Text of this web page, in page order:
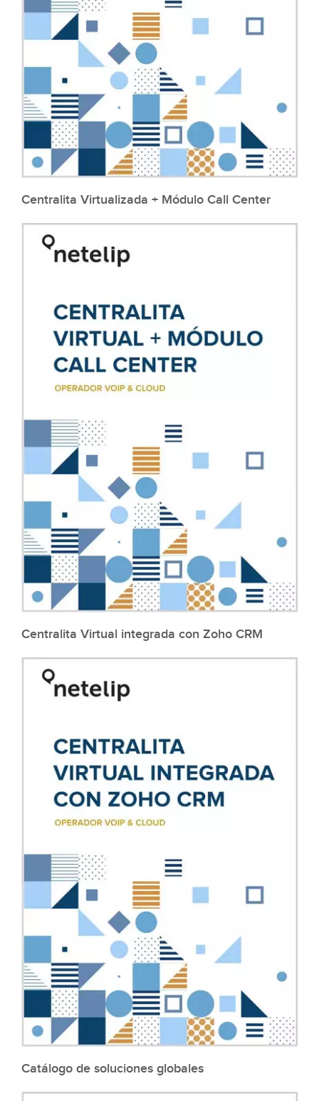
Centralita Virtualizada + Módulo Call Center
Centralita Virtual integrada con Zoho CRM
Catálogo de soluciones globales